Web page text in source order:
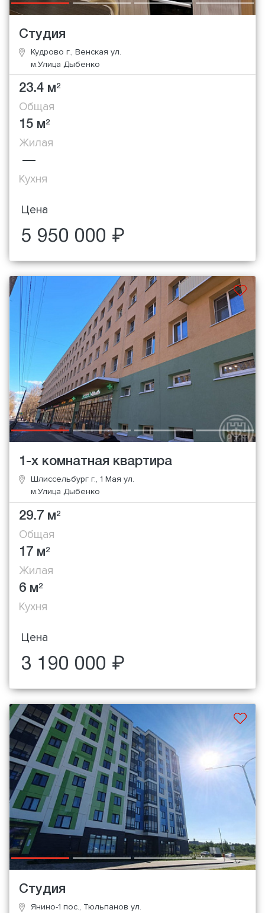
Студия
Кудрово г., Венская ул.
м.Улица Дыбенко
23.4 м2
Общая
15 м2
Жилая
—
Кухня
Цена
5 950 000 ₽
1-х комнатная квартира
Шлиссельбург г., 1 Мая ул.
м.Улица Дыбенко
29.7 м2
Общая
17 м2
Жилая
6 м2
Кухня
Цена
3 190 000 ₽
Студия
Янино-1 пос., Тюльпанов ул.